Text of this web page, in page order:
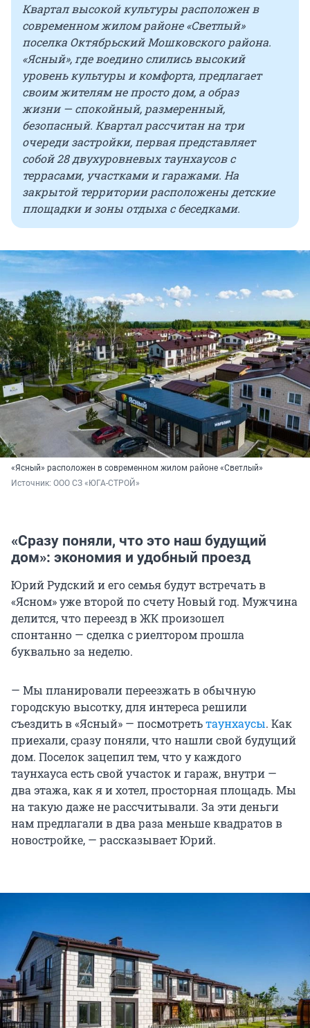
Квартал высокой культуры расположен в
современном жилом районе «Светлый»
поселка Октябрьский Мошковского района.
«Ясный», где воедино слились высокий
уровень культуры и комфорта, предлагает
своим жителям не просто дом, а образ
жизни — спокойный, размеренный,
безопасный. Квартал рассчитан на три
очереди застройки, первая представляет
собой 28 двухуровневых таунхаусов с
террасами, участками и гаражами. На
закрытой территории расположены детские
площадки и зоны отдыха с беседками.
«Ясный» расположен в современном жилом районе «Светлый»
Источник: ООО СЗ «ЮГА-СТРОЙ»
«Сразу поняли, что это наш будущий
дом»: экономия и удобный проезд
Юрий Рудский и его семья будут встречать в
«Ясном» уже второй по счету Новый год. Мужчина
делится, что переезд в ЖК произошел
спонтанно — сделка с риелтором прошла
буквально за неделю.
— Мы планировали переезжать в обычную
городскую высотку, для интереса решили
съездить в «Ясный» — посмотретьтаунхаусы. Как
приехали, сразу поняли, что нашли свой будущий
дом. Поселок зацепил тем, что у каждого
таунхауса есть свой участок и гараж, внутри —
два этажа, как я и хотел, просторная площадь. Мы
на такую даже не рассчитывали. За эти деньги
нам предлагали в два раза меньше квадратов в
новостройке, — рассказывает Юрий.